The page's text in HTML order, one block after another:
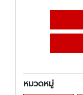
หมวดหมู่